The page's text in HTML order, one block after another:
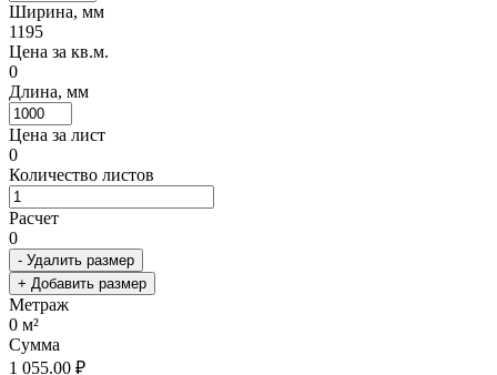
Ширина, мм
1195
Цена за кв.м.
0
Длина, мм
Цена за лист
0
Количество листов
Расчет
0
- Удалить размер
+ Добавить размер
Метраж
0 м²
Сумма
1 055.00 ₽